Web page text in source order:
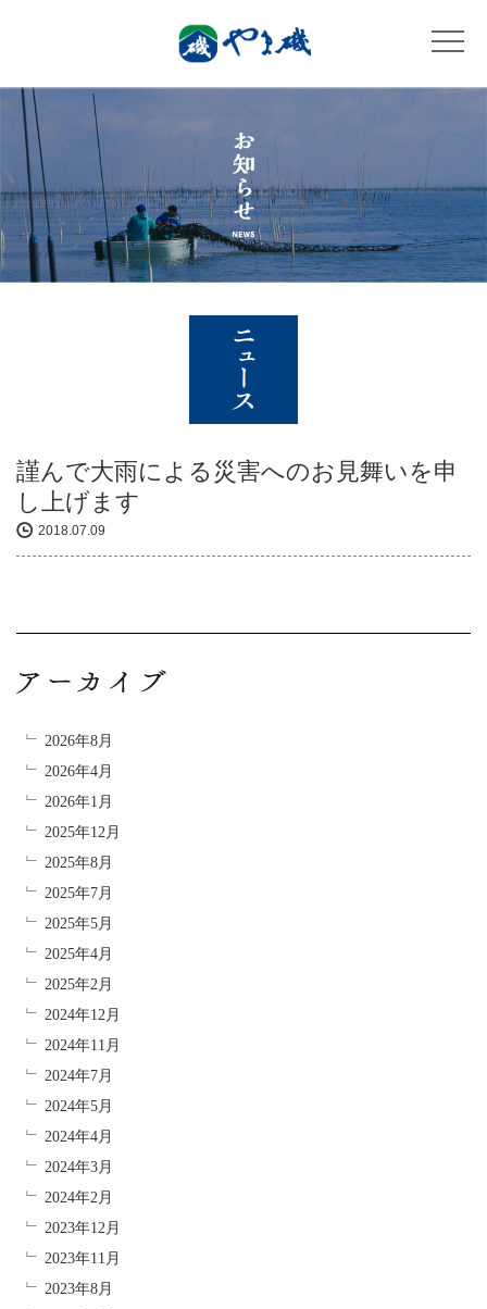
謹んで大雨による災害へのお見舞いを申
し上げます
2018.07.09
2026年8月
2026年4月
2026年1月
2025年12月
2025年8月
2025年7月
2025年5月
2025年4月
2025年2月
2024年12月
2024年11月
2024年7月
2024年5月
2024年4月
2024年3月
2024年2月
2023年12月
2023年11月
2023年8月